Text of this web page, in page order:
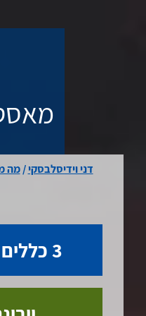
דני וידיסלבסקי/מה
3 כללים ממינוס לפלוס